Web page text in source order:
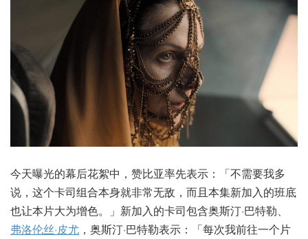
今天曝光的幕后花絮中，赞比亚率先表示：「不需要我多
说，这个卡司组合本身就非常无敌，而且本集新加入的班底
也让本片大为增色。」新加入的卡司包含奥斯汀·巴特勒、
弗洛伦丝·皮尤 ，奥斯汀·巴特勒表示：「每次我前往一个片